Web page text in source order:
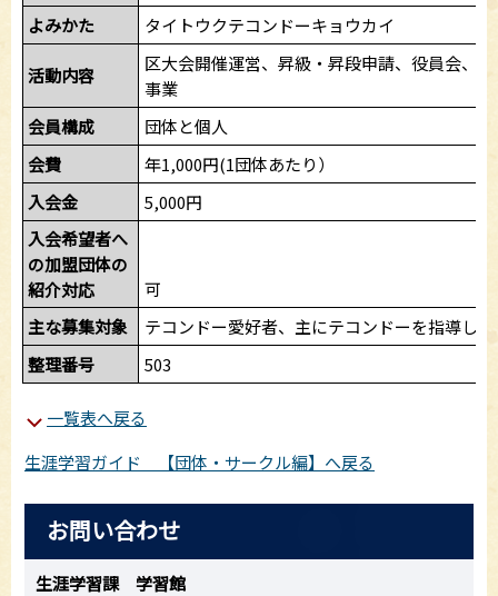
よみかた
タイトウクテコンドーキョウカイ
活動内容
区大会開催運営、昇級・昇段申請、役員会、
事業
会員構成
団体と個人
会費
年1,000円(1団体あたり）
入会金
5,000円
入会希望者へ
の加盟団体の
紹介対応
可
主な募集対象
テコンドー愛好者、主にテコンドーを指導し
整理番号
503
一覧表へ戻る
生涯学習ガイド 【団体・サークル編】へ戻る
お問い合わせ
生涯学習課 学習館